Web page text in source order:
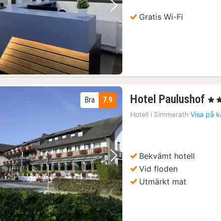
Föregående bild Nästa bildGratis Wi-Fi
Föregående bild Nästa bild
7.9
Bra Hotel Paulushof 1
, 3
Hotell i Simmerath Visa på
Bekvämt hotell
Vid floden
Utmärkt mat